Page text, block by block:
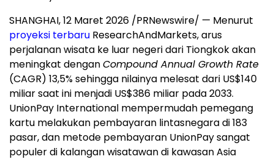
SHANGHAI, 12 Maret 2026 /PRNewswire/ — Menurut
proyeksi terbaru ResearchAndMarkets, arus
perjalanan wisata ke luar negeri dari Tiongkok akan
meningkat denganCompound Annual Growth Rate
(CAGR) 13,5% sehingga nilainya melesat dari US$140
miliar saat ini menjadi US$386 miliar pada 2033.
UnionPay International mempermudah pemegang
kartu melakukan pembayaran lintasnegara di 183
pasar, dan metode pembayaran UnionPay sangat
populer di kalangan wisatawan di kawasan Asia